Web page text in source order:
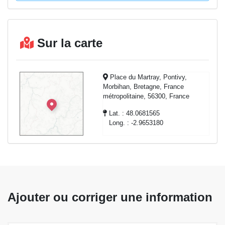
Sur la carte
Place du Martray, Pontivy,
Morbihan, Bretagne, France
métropolitaine, 56300, France
Lat. : 48.0681565
Long. : -2.9653180
Ajouter ou corriger une information